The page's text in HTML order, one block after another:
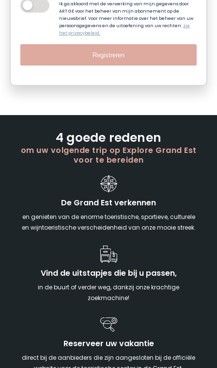
Ik ga akkoord met de verwerking van mijn gegevens door
ART GE voor het beheer van mijn abonnement op de
nieuwsbrief. Voor meer informatie over het beheer van uw
persoonsgegevens en de uitoefening van uw rechten:zie
het privacybeleid.
Registreren
4 goede redenen
om uw volgende trip op Explore Grand Est
voor te bereiden
De Grand Est verkennen
en genieten van de enorme toeristische, sportieve, culturele
en wijntoeristische verscheidenheid van onze mooie streek.
Vind de uitstapjes die bij u passen,
in de buurt of verder weg, dankzij onze krachtige
zoekmachine!
Reserveer uw vakantie
direct bij de aanbieders die zijn aangesloten bij de officiële